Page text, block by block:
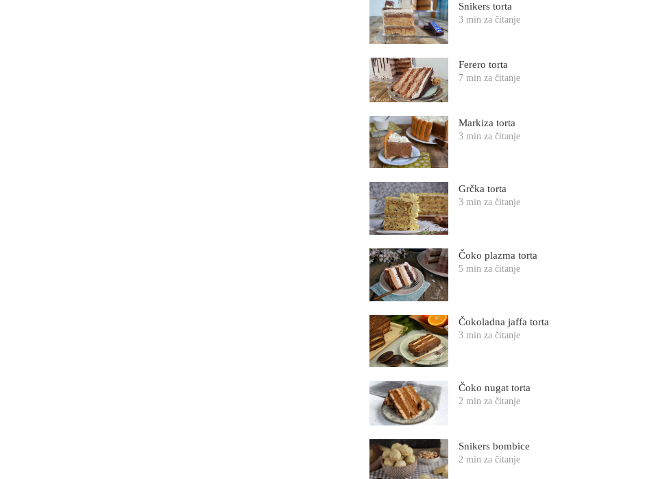
Snikers torta
3 min za čitanje
Ferero torta
7 min za čitanje
Markiza torta
3 min za čitanje
Grčka torta
3 min za čitanje
Čoko plazma torta
5 min za čitanje
Čokoladna jaffa torta
3 min za čitanje
Čoko nugat torta
2 min za čitanje
Snikers bombice
2 min za čitanje